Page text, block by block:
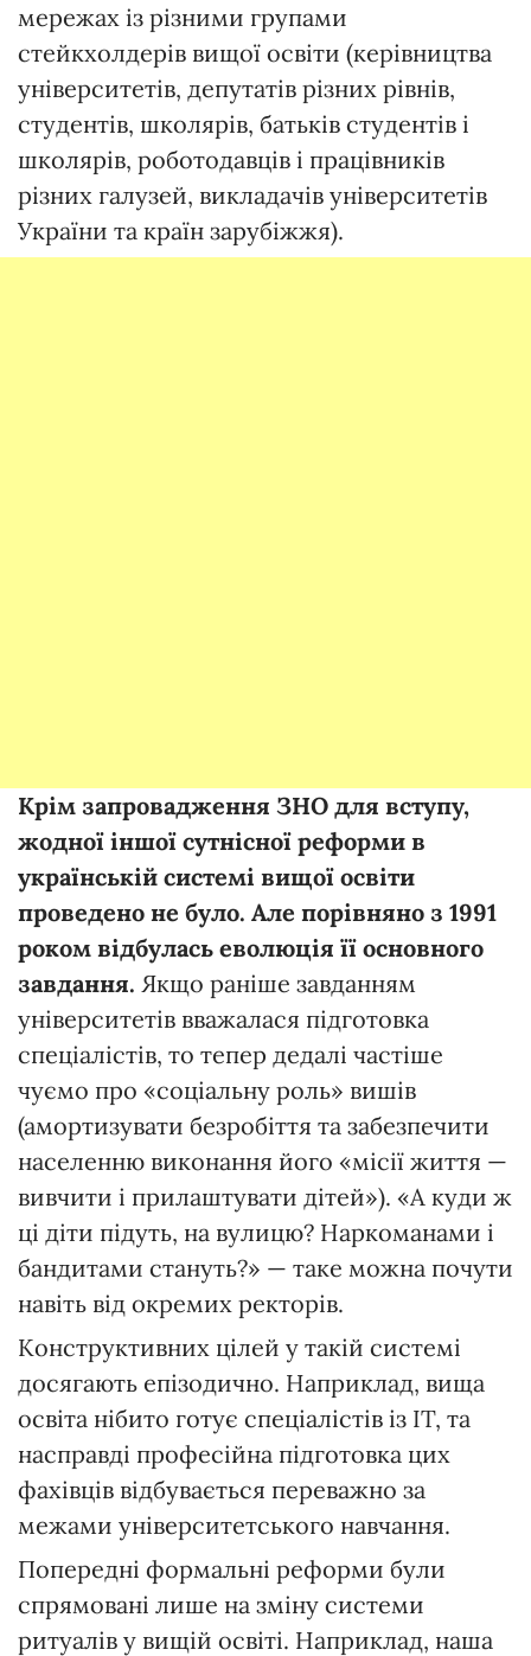
мережах із різними групами
стейкхолдерів вищої освіти (керівництва
університетів, депутатів різних рівнів,
студентів, школярів, батьків студентів і
школярів, роботодавців і працівників
різних галузей, викладачів університетів
України та країн зарубіжжя).
Крім запровадження ЗНО для вступу,
жодної іншої сутнісної реформи в
українській системі вищої освіти
проведено не було. Але порівняно з 1991
роком відбулась еволюція її основного
завдання. Якщо раніше завданням
університетів вважалася підготовка
спеціалістів, то тепер дедалі частіше
чуємо про «соціальну роль» вишів
(амортизувати безробіття та забезпечити
населенню виконання його «місії життя —
вивчити і прилаштувати дітей»). «А куди ж
ці діти підуть, на вулицю? Наркоманами і
бандитами стануть?» — таке можна почути
навіть від окремих ректорів.
Конструктивних цілей у такій системі
досягають епізодично. Наприклад, вища
освіта нібито готує спеціалістів із ІТ, та
насправді професійна підготовка цих
фахівців відбувається переважно за
межами університетського навчання.
Попередні формальні реформи були
спрямовані лише на зміну системи
ритуалів у вищій освіті. Наприклад, наша